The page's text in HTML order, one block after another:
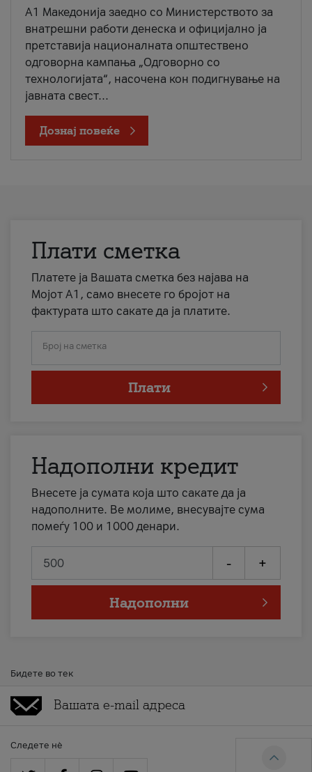
A1 Македонија заедно со Министерството за
внатрешни работи денеска и официјално ја
претставија националната општествено
одговорна кампања „Одговорно со
технологијата“, насочена кон подигнување на
јавната свест...
Дознај повеќе
Плати сметка
Платете ја Вашата сметка без најава на
Мојот А1, само внесете го бројот на
фактурата што сакате да ја платите.
Број на сметка
Плати
Надополни кредит
Внесете ја сумата која што сакате да ја
надополните. Ве молиме, внесувајте сума
помеѓу 100 и 1000 денари.
- +
Надополни
Бидете во тек
Следете нè